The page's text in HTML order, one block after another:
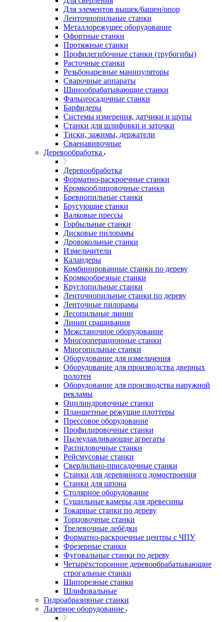
Для элементов вышек/башен/опор
Ленточнопильные станки
Металлорежущее оборудование
Офортные станки
Протяжные станки
Профилегибочные станки (трубогибы)
Расточные станки
Резьбонарезные манипуляторы
Сварочные аппараты
Шинообрабатывающие станки
Фальцеосадочные станки
Барфидеры
Системы измерения, датчики и щупы
Станки для шлифовки и заточки
Тиски, зажимы, держатели
Cваенавивочные
Деревообработка
Деревообработка
Форматно-раскроечные станки
Кромкооблицовочные станки
Бревнопильные станки
Брусующие станки
Валковые прессы
Горбыльные станки
Дисковые пилорамы
Дровокольные станки
Измельчители
Каландеры
Комбинированные станки по дереву
Кромкообрезные станки
Круглопильные станки
Ленточнопильные станки по дереву
Ленточные пилорамы
Лесопильные линии
Линии сращивания
Межстаночное оборудование
Многооперационные станки
Многопильные станки
Оборудование для измельчения
Оборудование для производства дверных
полотен
Оборудование для производства наружной
рекламы
Оцилиндровочные станки
Планшетные режущие плоттеры
Прессовое оборудование
Профилировочные станки
Пылеулавливающие агрегаты
Распиловочные станки
Рейсмусовые станки
Сверлильно-присадочные станки
Станки для деревянного домостроения
Станки для шпона
Столярное оборудование
Сушильные камеры для древесины
Токарные станки по дереву
Торцовочные станки
Трелевочные лебёдки
Форматно-раскроечные центры с ЧПУ
Фрезерные станки
Фуговальные станки по дереву
Четырёхсторонние деревообрабатывающие
строгальные станки
Шипорезные станки
Шлифовальные
Гидроабразивные станки
Лазерное оборудование